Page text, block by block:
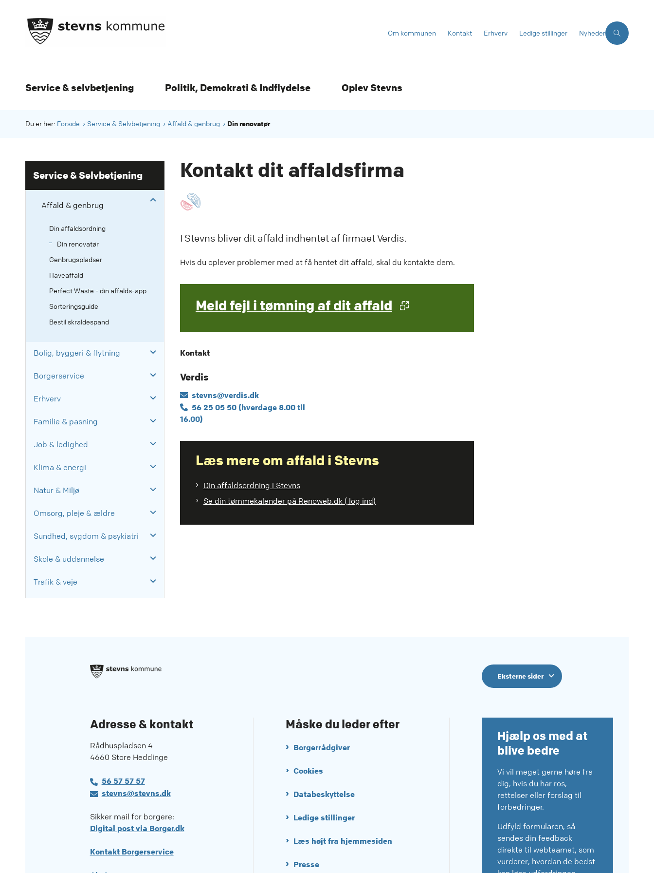
Om kommunen Kontakt Erhverv Ledige stillinger Nyheder
Service & selvbetjening Politik, Demokrati & Indflydelse Oplev Stevns
Du er her: Forside Service & Selvbetjening Affald & genbrug Din renovatør
Service & Selvbetjening
Affald & genbrug
Din affaldsordning
Din renovatør
Genbrugspladser
Haveaffald
Perfect Waste - din affalds-app
Sorteringsguide
Bestil skraldespand
Bolig, byggeri & flytning
Borgerservice
Erhverv
Familie & pasning
Job & ledighed
Klima & energi
Natur & Miljø
Omsorg, pleje & ældre
Sundhed, sygdom & psykiatri
Skole & uddannelse
Trafik & veje
Kontakt dit affaldsfirma
I Stevns bliver dit affald indhentet af firmaet Verdis.
Hvis du oplever problemer med at få hentet dit affald, skal du kontakte dem.
Meld fejl i tømning af dit affald
Kontakt
Verdis
stevns@verdis.dk
56 25 05 50 (hverdage 8.00 til
16.00)
Læs mere om affald i Stevns
Din affaldsordning i Stevns
Se din tømmekalender på Renoweb.dk ( log ind)
Eksterne sider
Adresse & kontakt
Rådhuspladsen 4
4660 Store Heddinge
56 57 57 57
stevns@stevns.dk
Sikker mail for borgere:
Digital post via Borger.dk
Kontakt Borgerservice
Måske du leder efter
Borgerrådgiver
Cookies
Databeskyttelse
Ledige stillinger
Læs højt fra hjemmesiden
Presse
Hjælp os med at
blive bedre
Vi vil meget gerne høre fra
dig, hvis du har ros,
rettelser eller forslag til
forbedringer.
Udfyld formularen, så
sendes din feedback
direkte til webteamet, som
vurderer, hvordan de bedst